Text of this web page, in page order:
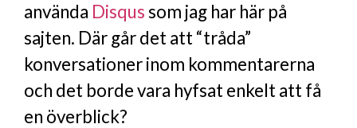
använda Disqussom jag har här på
sajten. Där går det att “tråda”
konversationer inom kommentarerna
och det borde vara hyfsat enkelt att få
en överblick?